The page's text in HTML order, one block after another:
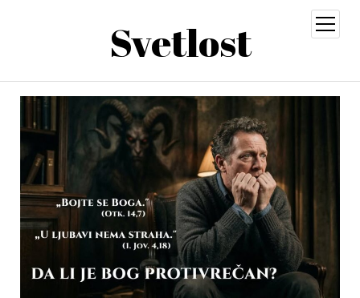
Svetlost
open
menu